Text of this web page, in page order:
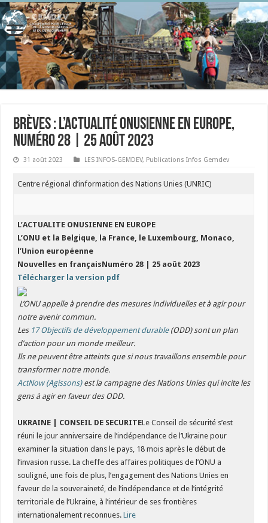
Brèves : l’actualité onusienne en Europe,
numéro 28 | 25 août 2023
31 août 2023 LES INFOS-GEMDEV, Publications Infos Gemdev
Centre régional d’information des Nations Unies (UNRIC)
L’ACTUALITE ONUSIENNE EN EUROPE
L’ONU et la Belgique, la France, le Luxembourg, Monaco,
l’Union européenne
Nouvelles en françaisNuméro 28 | 25 août 2023
Télécharger la version pdf
L’ONU appelle à prendre des mesures individuelles et à agir pour
notre avenir commun.
Les 17 Objectifs de développement durable(ODD) sont un plan
d’action pour un monde meilleur.
Ils ne peuvent être atteints que si nous travaillons ensemble pour
transformer notre monde.
ActNow (Agissons)est la campagne des Nations Unies qui incite les
gens à agir en faveur des ODD.
UKRAINE | CONSEIL DE SECURITELe Conseil de sécurité s’est
réuni le jour anniversaire de l’indépendance de l’Ukraine pour
examiner la situation dans le pays, 18 mois après le début de
l’invasion russe. La cheffe des affaires politiques de l’ONU a
souligné, une fois de plus, l’engagement des Nations Unies en
faveur de la souveraineté, de l’indépendance et de l’intégrité
territoriale de l’Ukraine, à l’intérieur de ses frontières
internationalement reconnues.Lire